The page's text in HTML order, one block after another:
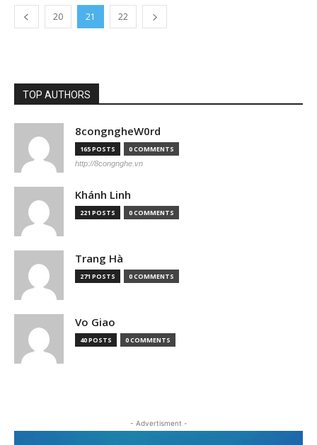
20 21 22
TOP AUTHORS
8congngheW0rd
165 POSTS 0 COMMENTS
http://8congnghe.vn
Khánh Linh
221 POSTS 0 COMMENTS
Trang Hà
271 POSTS 0 COMMENTS
Vo Giao
40 POSTS 0 COMMENTS
- Advertisment -